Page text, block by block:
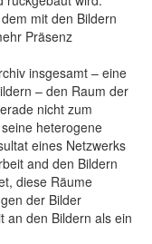
mit den Bildern
Präsenz
insgesamt – eine
– den Raum der
nicht zum
heterogene
eines Netzwerks
and den Bildern
diese Räume
der Bilder
an den Bildern als ein